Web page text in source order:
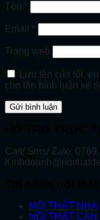
Tên *
Email *
Trang web
Lưu tên của tôi,
cho lần bình luận kế
Call/ Sms/ Zalo:
NỘI THẤT NHÀ
NỘI THẤT CĂN